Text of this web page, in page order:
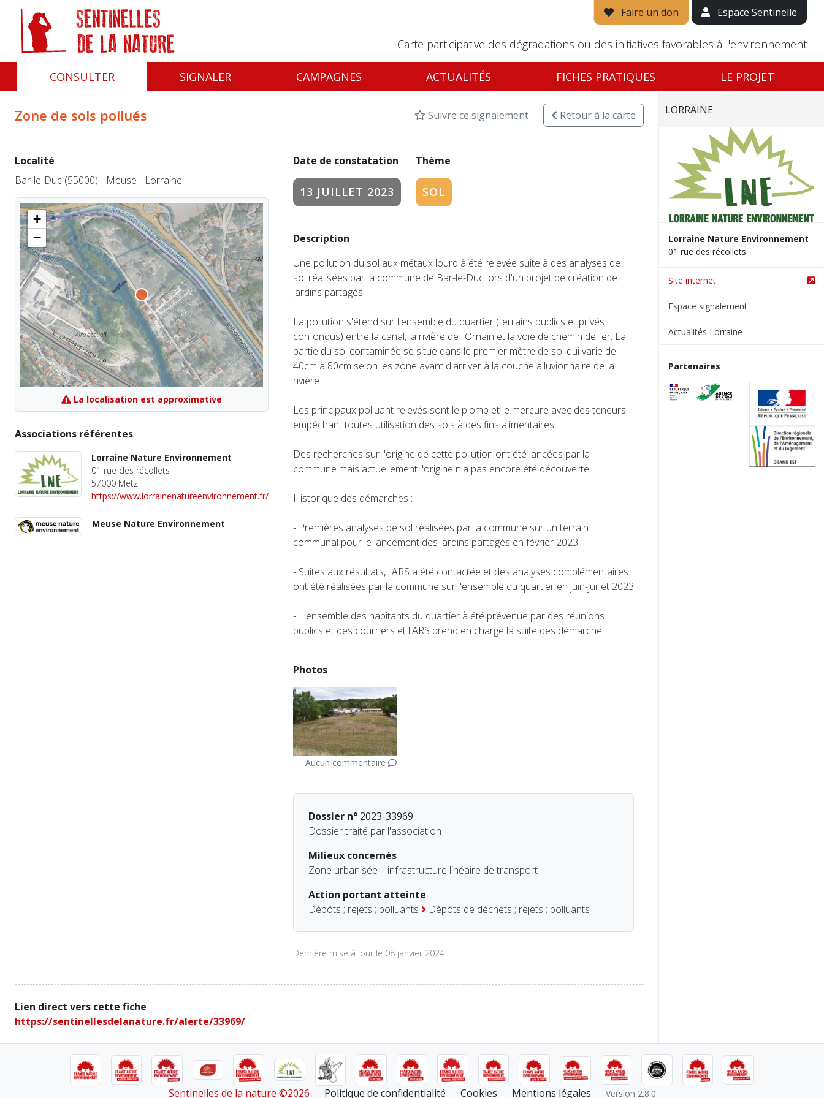
Faire un don Espace Sentinelle
Carte participative des dégradations ou des initiatives favorables à l'environnement
CONSULTER SIGNALER CAMPAGNES ACTUALITÉS FICHES PRATIQUES LE PROJET
Zone de sols pollués Suivre ce signalement Retourà la carte
Date de constatation
13 JUILLET 2023
Thème
SOL
Description
Une pollution du sol aux métaux lourd à été relevée suite à des analyses de
sol réalisées par la commune de Bar-le-Duc lors d'un projet de création de
jardins partagés.
La pollution s'étend sur l'ensemble du quartier (terrains publics et privés
confondus) entre la canal, la rivière de l'Ornain et la voie de chemin de fer. La
partie du sol contaminée se situe dans le premier mètre de sol qui varie de
40cm à 80cm selon les zone avant d'arriver à la couche alluvionnaire de la
rivière.
Les principaux polluant relevés sont le plomb et le mercure avec des teneurs
empêchant toutes utilisation des sols à des fins alimentaires.
Des recherches sur l'origine de cette pollution ont été lancées par la
commune mais actuellement l'origine n'a pas encore été découverte.
Historique des démarches :
- Premières analyses de sol réalisées par la commune sur un terrain
communal pour le lancement des jardins partagés en février 2023.
- Suites aux résultats, l'ARS a été contactée et des analyses complémentaires
ont été réalisées par la commune sur l'ensemble du quartier en juin-juillet 2023
- L'ensemble des habitants du quartier à été prévenue par des réunions
publics et des courriers et l'ARS prend en charge la suite des démarche
Photos
Aucun commentaire
Dossier n°2023-33969
Dossier traité par l'association
Milieux concernés
Zone urbanisée – infrastructure linéaire de transport
Action portant atteinte
Dépôts ; rejets ; polluants
Dépôts de déchets ; rejets ; polluants
Dernière mise à jour le 08 janvier 2024
Localité
Bar-le-Duc (55000) - Meuse - Lorraine
+
−
La localisation est approximative
Associations référentes
Lorraine Nature Environnement
01 rue des récollets
57000 Metz
https://www.lorrainenatureenvironnement.fr/
Meuse Nature Environnement
Lien direct vers cette fiche
https://sentinellesdelanature.fr/alerte/33969/
LORRAINE
Lorraine Nature Environnement
01 rue des récollets
Site internet
Espace signalement
Actualités Lorraine
Partenaires
Sentinelles de la nature ©2026 Politique de confidentialité Cookies Mentions légales Version 2.8.0
Panneau de gestion des cookies